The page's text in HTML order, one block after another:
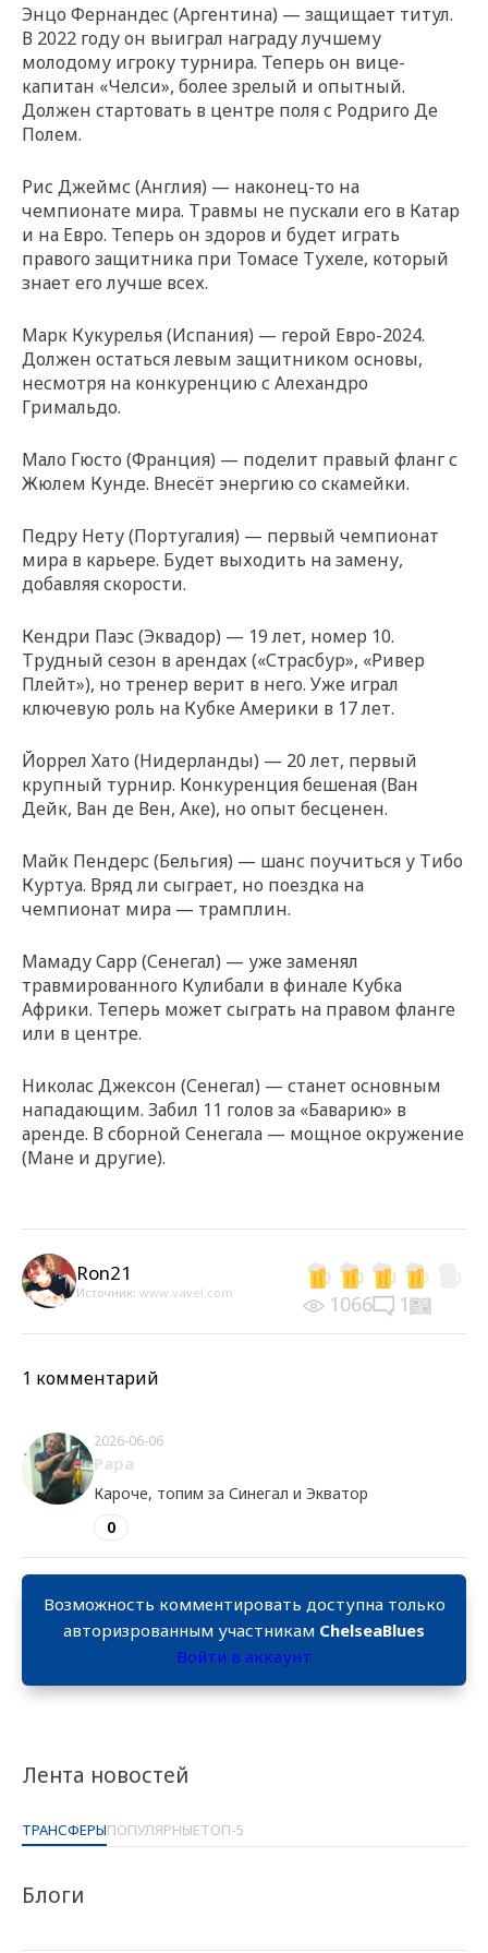
Лента новостей
ТРАНСФЕРЫПОПУЛЯРНЫЕТОП-5
Блоги
Энцо Фернандес (Аргентина) — защищает титул.
В 2022 году он выиграл награду лучшему
молодому игроку турнира. Теперь он вице-
капитан «Челси», более зрелый и опытный.
Должен стартовать в центре поля с Родриго Де
Полем.
Рис Джеймс (Англия) — наконец-то на
чемпионате мира. Травмы не пускали его в Катар
и на Евро. Теперь он здоров и будет играть
правого защитника при Томасе Тухеле, который
знает его лучше всех.
Марк Кукурелья (Испания) — герой Евро-2024.
Должен остаться левым защитником основы,
несмотря на конкуренцию с Алехандро
Гримальдо.
Мало Гюсто (Франция) — поделит правый фланг с
Жюлем Кунде. Внесёт энергию со скамейки.
Педру Нету (Португалия) — первый чемпионат
мира в карьере. Будет выходить на замену,
добавляя скорости.
Кендри Паэс (Эквадор) — 19 лет, номер 10.
Трудный сезон в арендах («Страсбур», «Ривер
Плейт»), но тренер верит в него. Уже играл
ключевую роль на Кубке Америки в 17 лет.
Йоррел Хато (Нидерланды) — 20 лет, первый
крупный турнир. Конкуренция бешеная (Ван
Дейк, Ван де Вен, Аке), но опыт бесценен.
Майк Пендерс (Бельгия) — шанс поучиться у Тибо
Куртуа. Вряд ли сыграет, но поездка на
чемпионат мира — трамплин.
Мамаду Сарр (Сенегал) — уже заменял
травмированного Кулибали в финале Кубка
Африки. Теперь может сыграть на правом фланге
или в центре.
Николас Джексон (Сенегал) — станет основным
нападающим. Забил 11 голов за «Баварию» в
аренде. В сборной Сенегала — мощное окружение
(Мане и другие).
Ron21
Источник: www.vavel.com 1066 1
1 комментарий
2026-06-06
Papa
Кароче, топим за Синегал и Экватор
0
Возможность комментировать доступна только
авторизрованным участникам ChelseaBlues
Войти в аккаунт